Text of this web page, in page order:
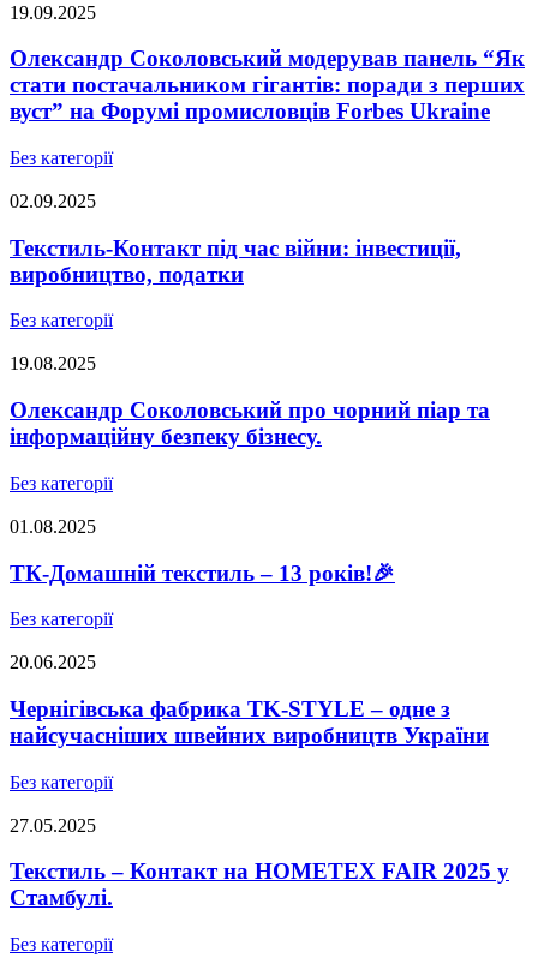
19.09.2025
Олександр Соколовський модерував панель “Як
стати постачальником гігантів: поради з перших
вуст” на Форумі промисловців Forbes Ukraine
Без категорії
02.09.2025
Текстиль-Контакт під час війни: інвестиції,
виробництво, податки
Без категорії
19.08.2025
Олександр Соколовський про чорний піар та
інформаційну безпеку бізнесу.
Без категорії
01.08.2025
ТК-Домашній текстиль – 13 років!🎉
Без категорії
20.06.2025
Чернігівська фабрика TK-STYLE – одне з
найсучасніших швейних виробництв України
Без категорії
27.05.2025
Текстиль – Контакт на HOMETEX FAIR 2025 у
Стамбулі.
Без категорії